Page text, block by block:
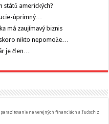
států amerických?
úprimný…
má zaujímavý biznis
nikto nepomože…
je člen…
na verejných financiách a ľudoch z